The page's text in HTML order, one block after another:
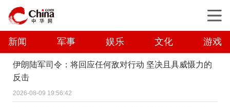
新闻 军事 娱乐 文化 游戏
伊朗陆军司令：将回应任何敌对行动 坚决且具威慑力的
反击
2026-08-09 19:56:42